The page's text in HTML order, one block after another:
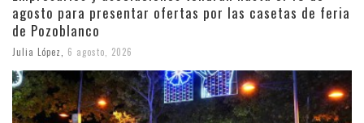
agosto para presentar ofertas por las casetas de feria
de Pozoblanco
Julia López 6 agosto, 2026